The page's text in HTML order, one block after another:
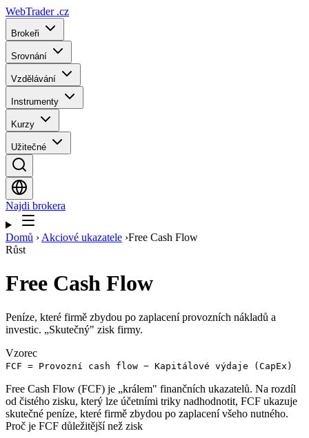
WebTrader .cz
Brokeři
Srovnání
Vzdělávání
Instrumenty
Kurzy
Užitečné
Najdi brokera
Domů › Akciové ukazatele ›Free Cash Flow
Růst
Free Cash Flow
Peníze, které firmě zbydou po zaplacení provozních nákladů a
investic. „Skutečný" zisk firmy.
Vzorec
FCF = Provozní cash flow − Kapitálové výdaje (CapEx)
Free Cash Flow (FCF) je „králem" finančních ukazatelů. Na rozdíl
od čistého zisku, který lze účetními triky nadhodnotit, FCF ukazuje
skutečné peníze, které firmě zbydou po zaplacení všeho nutného.
Proč je FCF důležitější než zisk